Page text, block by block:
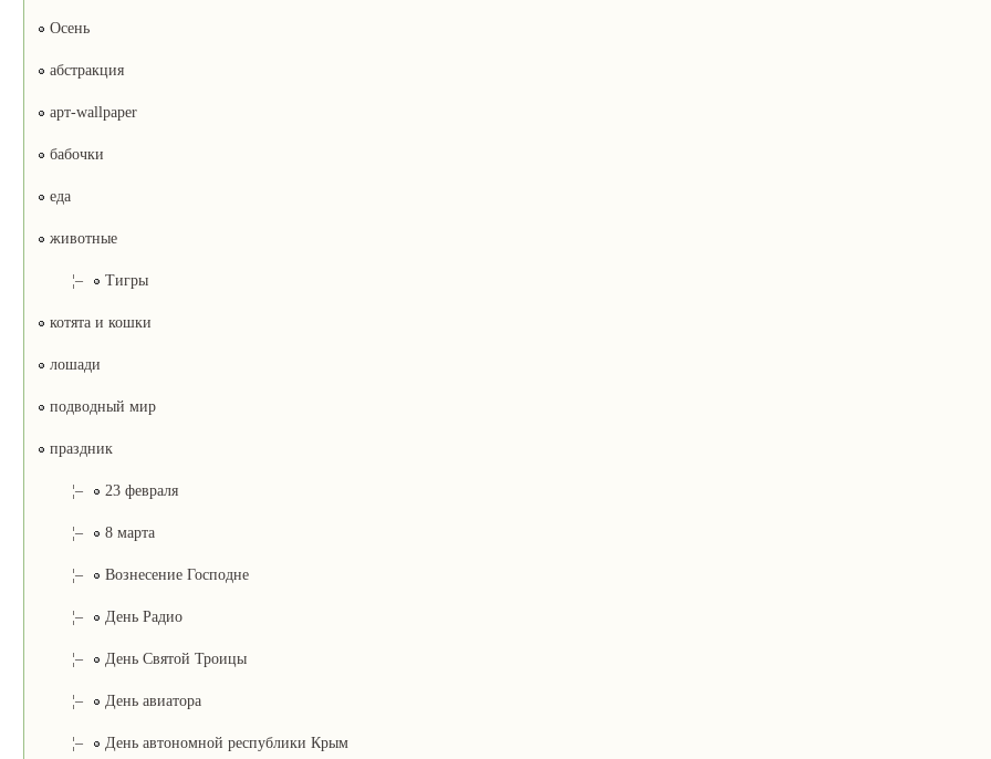
Осень
абстракция
арт-wallpaper
бабочки
еда
животные
¦– Тигры
котята и кошки
лошади
подводный мир
праздник
¦– 23 февраля
¦– 8 марта
¦– Вознесение Господне
¦– День Радио
¦– День Святой Троицы
¦– День авиатора
¦– День автономной республики Крым